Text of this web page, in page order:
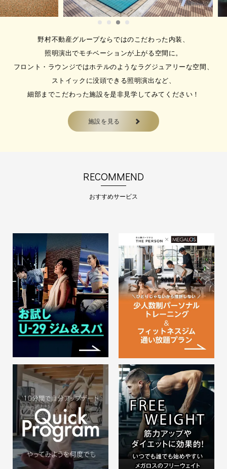
薄着になるこの季節。 メガロスで
は、8月体験を実施…
2026.08.01
【施設無料見学】 続くか不安
な方・・・まずは施設見学がお
すすめ
【施設無料見学】 <こんな方にオス
スメ>…
付中
29歳以下 新規入会時限定プラン
メガロスを気軽に…
2026.08.01
【大人の習い事特集】 週１回
の習い事にチャレンジ ~お得な
入会キャンペーン実施中~
大人の習い事特集 決まった曜日の
決まった時間に、新…
2026.08.01
【ゴルフスクール】 スキルア
ップでコースデビューを応援！
スクールでコースデビューを応援
◆メ…
野村不動産グループならではのこだわった内装、
照明演出でモチベーションが上がる空間に。
フロント・ラウンジではホテルのようなラグジュアリーな空間、
ストイックに没頭できる照明演出など、
細部までこだわった施設を是非見学してみてください！
施設を見る
RECOMMEND
おすすめサービス